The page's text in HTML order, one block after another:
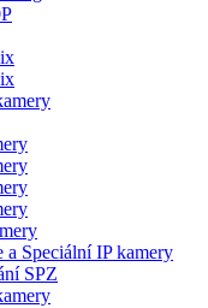
a Speciální IP kamery
SPZ